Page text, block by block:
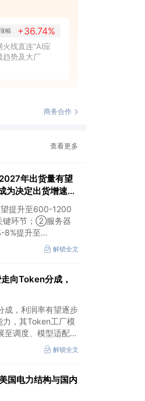
幅 +36.74%
线直连“AI应
趋势及大厂
商务合作
查看更多
年出货量有望
决定出货增速的
提升至600-1200
键环节；②服务器
8%提升至
国产交换芯片已经
有望加快，400G、
解锁全文
向Token分成，
，利润率有望逐步
力，其Token工厂模
调度、模型适配、
业务的企业也会受益
持续推高推理需求
解锁全文
国电力结构与国内